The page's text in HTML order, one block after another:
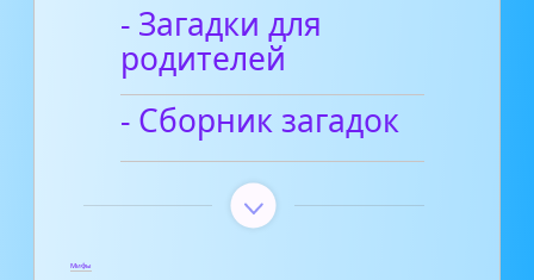
- Загадки для
родителей
- Сборник загадок
Мифы